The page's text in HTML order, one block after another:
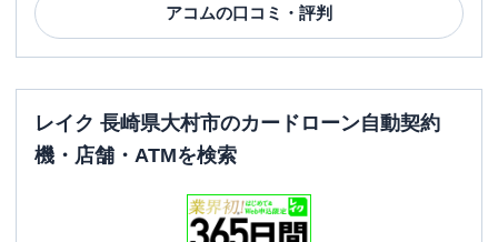
アコムの口コミ・評判
レイク 長崎県大村市のカードローン自動契約
機・店舗・ATMを検索